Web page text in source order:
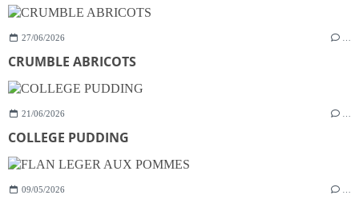
27/06/2026
CRUMBLE ABRICOTS
21/06/2026
COLLEGE PUDDING
09/05/2026